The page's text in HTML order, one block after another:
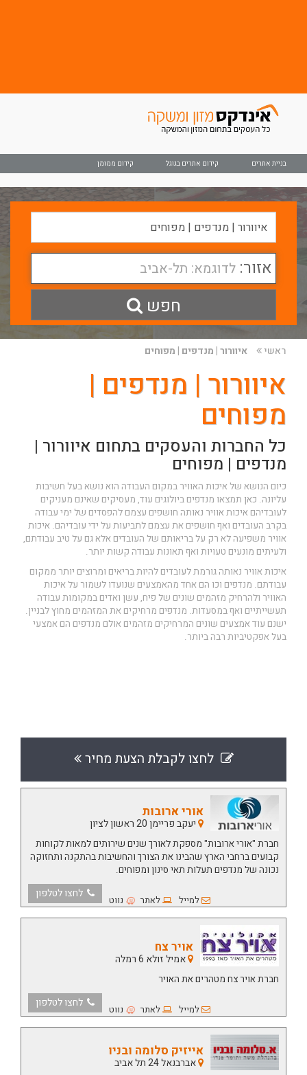
בניית אתרים קידום אתרים בגוגל קידום ממומן
אזור: לדוגמא: תל-אביב
חפש
ראשי איוורור | מנדפים | מפוחים
איוורור | מנדפים |
מפוחים
כל החברות והעסקים בתחום איוורור |
מנדפים | מפוחים
כיום הנושא של איכות האוויר במקום העבודה הוא נושא בעל חשיבות
עליונה. כאן תמצאו מנדפים ביולוגים עוד, מעסיקים שאינם מעניקים
לעובדיהם איכות אוויר נאותה חושפים עצמם להפסדים של ימי עבודה
בקרב העובדים ואף חושפים את עצמם לתביעות על ידי עובדיהם. איכות
אוויר משפיעה לא רק על בריאותם של העובדים אלא גם על טיב עבודתם,
ולעיתים מונעים טעויות ואף תאונות עבודה קשות יותר.
איכות אוויר נאותה גורמת לעובדים להיות בריאים ומרוצים יותר ממקום
עבודתם. מנדפים וכו הם אחד מהאמצעים שנועדו לשמור על איכות
האוויר ולהרחיק מזהמים שונים של פיח, עשן ואדים במקומות עבודה
תעשייתיים ואף במסעדות. מנדפים מרחיקים את המזהמים מחוץ לבניין.
ישנם עוד אמצעים שונים המרחיקים מזהמים אולם מנדפים הם אמצעי
בעל אפקטיביות רבה ביותר.
לחצו לקבלת הצעת מחיר
אורי ארובות
יעקב פריימן 20 ראשון לציון
חברת "אורי ארובות" מספקת לאורך שנים שירותים למאות לקוחות
קבועים ברחבי הארץ שהבינו את הצורך והחשיבות בהתקנה ותחזוקה
נכונה של מנדפים תעלות תאי סינון ומפוחים.
למייל לאתר נווט לחצו לטלפון
אויר צח
אמיל זולא 6 רמלה
חברת אויר צח מטהרים את האויר
למייל לאתר נווט לחצו לטלפון
אייזיק סלומה ובניו
אברבנאל 24 תל אביב